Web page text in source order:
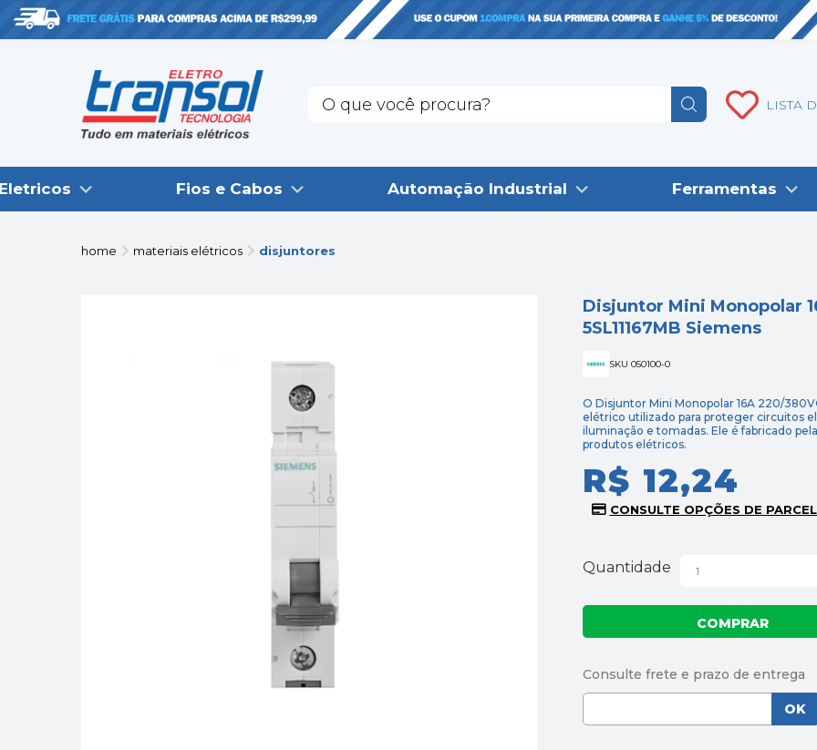
LISTA
Fios e Cabos Automação Industrial Ferramentas
home materiais elétricos disjuntores
Disjuntor Mini Monopolar
5SL11167MB Siemens
SKU 050100-0
O Disjuntor Mini Monopolar 16A 220/
elétrico utilizado para proteger circuitos
iluminação e tomadas. Ele é fabricado
produtos elétricos.
R$ 12,24
Quantidade